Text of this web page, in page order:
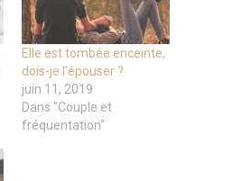
Elle est tombée enceinte,
dois-je l’épouser ?
juin 11, 2019
Dans "Couple et
fréquentation"